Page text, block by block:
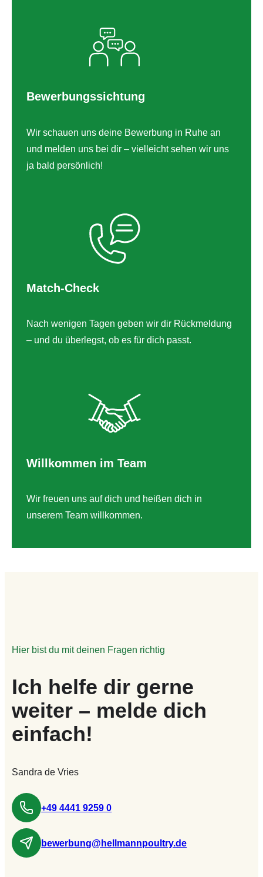
Bewerbungssichtung
Wir schauen uns deine Bewerbung in Ruhe an
und melden uns bei dir – vielleicht sehen wir uns
ja bald persönlich!
Match-Check
Nach wenigen Tagen geben wir dir Rückmeldung
– und du überlegst, ob es für dich passt.
Willkommen im Team
Wir freuen uns auf dich und heißen dich in
unserem Team willkommen.
Hier bist du mit deinen Fragen richtig
Ich helfe dir gerne
weiter – melde dich
einfach!
Sandra de Vries
+49 4441 9259 0
bewerbung@hellmannpoultry.de